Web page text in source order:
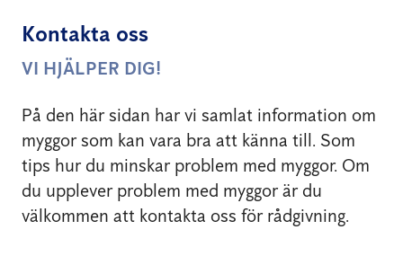
Kontakta oss
VI HJÄLPER DIG!
På den här sidan har vi samlat information om
myggor som kan vara bra att känna till. Som
tips hur du minskar problem med myggor. Om
du upplever problem med myggor är du
välkommen att kontakta oss för rådgivning.